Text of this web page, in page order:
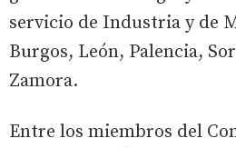
servicio de Industria y de
Burgos, León, Palencia,
Zamora.
Entre los miembros del